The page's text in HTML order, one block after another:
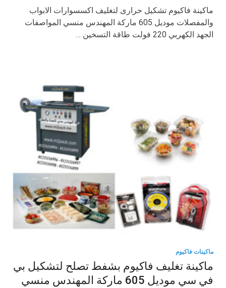
ماكينة فاكيوم تشكيل حرارى لتغليف اكسسوارات الابواب
والمفصلات موديل 605 ماركة المهندس منسي المواصفات
الجهد الكهربي 220 فولت طاقة التسخين …
ماكينات فاكيوم
ماكينة تغليف فاكيوم بشفط تصلح لتشكيل بي
في سي موديل 605 ماركة المهندس منسي